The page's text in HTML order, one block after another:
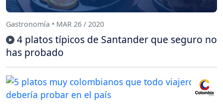
Gastronomía • MAR 26 / 2020
4 platos típicos de Santander que seguro no
has probado